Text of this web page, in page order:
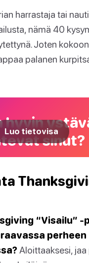
harrastaja tai
nämä 40
Joten
palanen
hyvin
sinut?
Luo tietovisa
“Visailu” -
perheen
Aloittaaksesi, jaa